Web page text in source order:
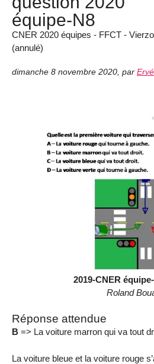
équipe-N8
CNER 2020 équipes - FFCT -
(annulé)
dimanche 8 novembre 2020, par
2019-CNER
Roland
Réponse attendue
B => La voiture marron qui va tout
La voiture bleue et la voiture rouge